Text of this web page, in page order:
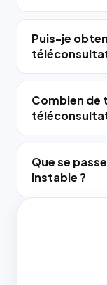
Puis-je
Combien de
Que se
instable ?